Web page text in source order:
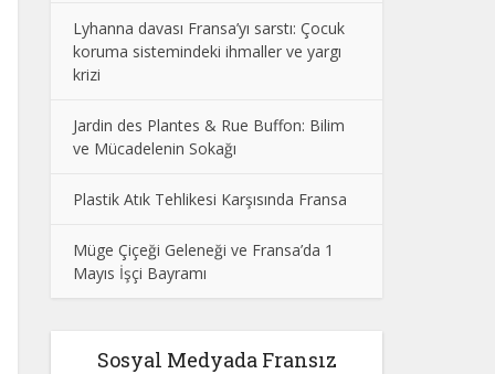
Lyhanna davası Fransa’yı sarstı: Çocuk
koruma sistemindeki ihmaller ve yargı
krizi
Jardin des Plantes & Rue Buffon: Bilim
ve Mücadelenin Sokağı
Plastik Atık Tehlikesi Karşısında Fransa
Müge Çiçeği Geleneği ve Fransa’da 1
Mayıs İşçi Bayramı
Sosyal Medyada Fransız